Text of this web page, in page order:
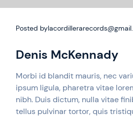
Posted by
Denis McKennady
Morbi id blandit mauris, nec
ipsum ligula, pharetra vitae
nibh. Duis dictum, nulla vitae
tellus pulvinar tortor, quis